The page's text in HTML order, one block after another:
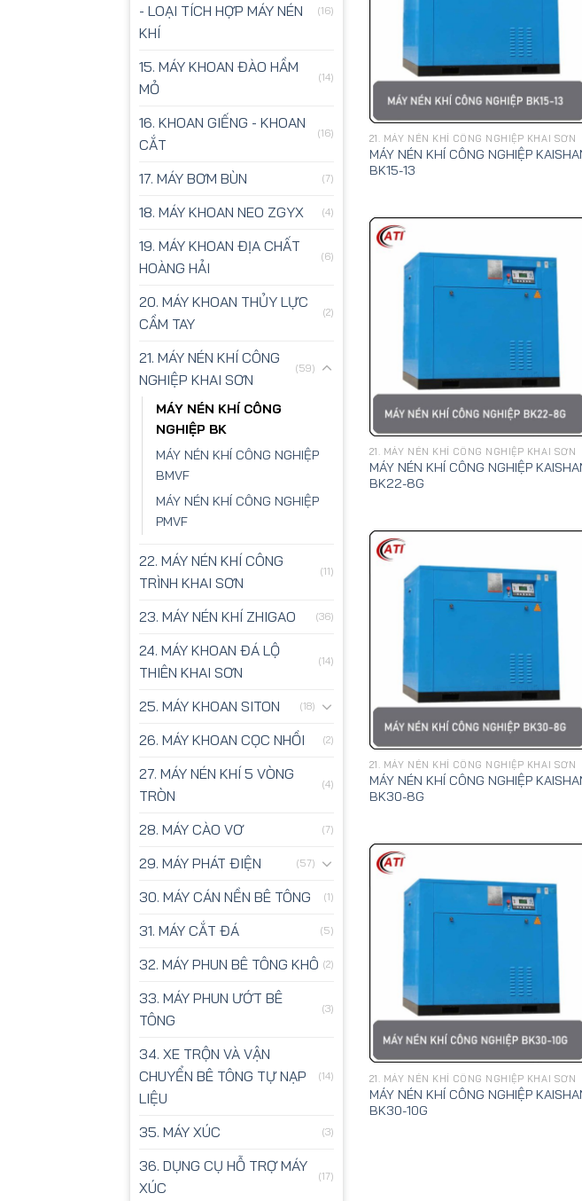
- LOẠI TÍCH HỢP MÁY NÉN
KHÍ
(16)
15. MÁY KHOAN ĐÀO HẦM
MỎ
(14)
16. KHOAN GIẾNG - KHOAN
CẮT
(16)
17. MÁY BƠM BÙN (7)
18. MÁY KHOAN NEO ZGYX (4)
19. MÁY KHOAN ĐỊA CHẤT
HOÀNG HẢI
(6)
20. MÁY KHOAN THỦY LỰC
CẦM TAY
(2)
21. MÁY NÉN KHÍ CÔNG
NGHIỆP KHAI SƠN
(59)
MÁY NÉN KHÍ CÔNG
NGHIỆP BK
MÁY NÉN KHÍ CÔNG NGHIỆP
BMVF
MÁY NÉN KHÍ CÔNG NGHIỆP
PMVF
22. MÁY NÉN KHÍ CÔNG
TRÌNH KHAI SƠN
(11)
23. MÁY NÉN KHÍ ZHIGAO (36)
24. MÁY KHOAN ĐÁ LỘ
THIÊN KHAI SƠN
(14)
25. MÁY KHOAN SITON (18)
26. MÁY KHOAN CỌC NHỒI (2)
27. MÁY NÉN KHÍ 5 VÒNG
TRÒN
(4)
28. MÁY CÀO VƠ (7)
29. MÁY PHÁT ĐIỆN (57)
30. MÁY CÁN NỀN BÊ TÔNG (1)
31. MÁY CẮT ĐÁ (5)
32. MÁY PHUN BÊ TÔNG KHÔ (2)
33. MÁY PHUN ƯỚT BÊ
TÔNG
(3)
34. XE TRỘN VÀ VẬN
CHUYỂN BÊ TÔNG TỰ NẠP
LIỆU
(14)
35. MÁY XÚC (3)
36. DỤNG CỤ HỖ TRỢ MÁY
XÚC
(17)
21. MÁY NÉN KHÍ CÔNG NGHIỆP KHAI SƠN
MÁY NÉN KHÍ CÔNG NGHIỆP
BK15-13
21. MÁY NÉN KHÍ CÔNG NGHIỆP KHAI SƠN
MÁY NÉN KHÍ CÔNG NGHIỆP
BK22-8G
21. MÁY NÉN KHÍ CÔNG NGHIỆP KHAI SƠN
MÁY NÉN KHÍ CÔNG NGHIỆP
BK30-8G
21. MÁY NÉN KHÍ CÔNG NGHIỆP KHAI SƠN
MÁY NÉN KHÍ CÔNG NGHIỆP
BK30-10G